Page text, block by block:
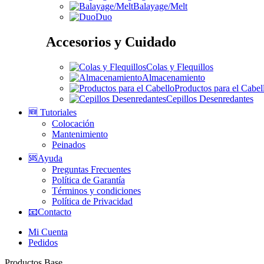
Balayage/Melt
Duo
Accesorios y Cuidado
Colas y Flequillos
Almacenamiento
Productos para el
Cepillos Desenredantes
🆕 Tutoriales
Colocación
Mantenimiento
Peinados
🆘Ayuda
Preguntas Frecuentes
Política de Garantía
Términos y condiciones
Política de Privacidad
📧Contacto
Mi Cuenta
Pedidos